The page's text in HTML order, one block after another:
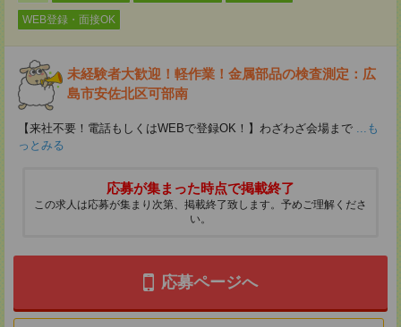
WEB登録・面接OK
未経験者大歓迎！軽作業！金属部品の検査測定：広
島市安佐北区可部南
【来社不要！電話もしくはWEBで登録OK！】わざわざ会場まで ...も
っとみる
応募が集まった時点で掲載終了
この求人は応募が集まり次第、掲載終了致します。予めご理解くださ
い。
応募ページへ